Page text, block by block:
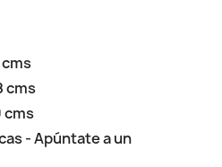
cms
cms
- Apúntate a un